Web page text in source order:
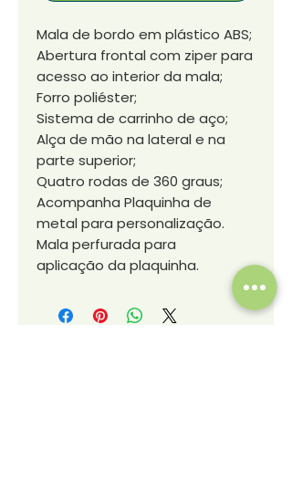
Mala de bordo em plástico ABS;
Abertura frontal com ziper para
acesso ao interior da mala;
Forro poliéster;
Sistema de carrinho de aço;
Alça de mão na lateral e na
parte superior;
Quatro rodas de 360 graus;
Acompanha Plaquinha de
metal para personalização.
Mala perfurada para
aplicação da plaquinha.